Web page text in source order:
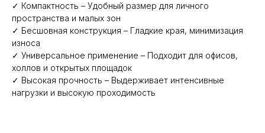
✓ Компактность – Удобный размер для личного
пространства и малых зон
✓ Бесшовная конструкция – Гладкие края, минимизация
износа
✓ Универсальное применение – Подходит для офисов,
холлов и открытых площадок
✓ Высокая прочность – Выдерживает интенсивные
нагрузки и высокую проходимость